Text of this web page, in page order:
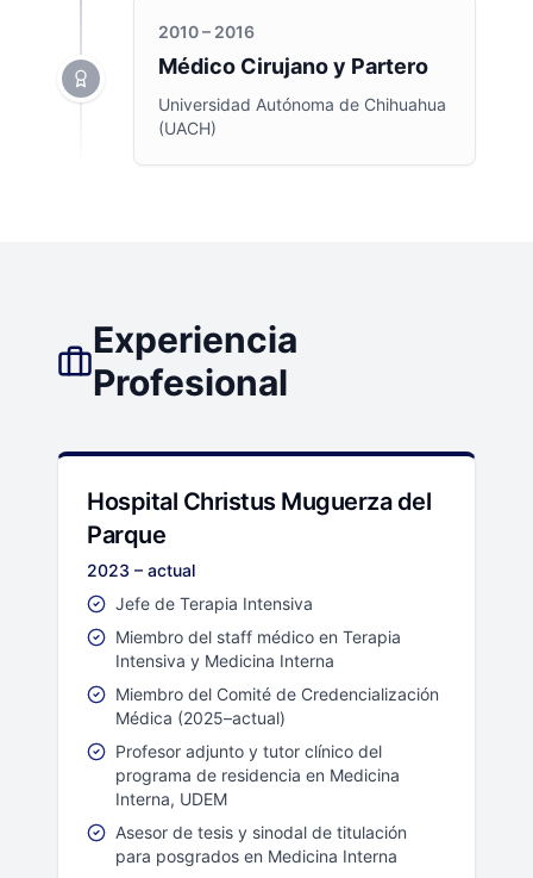
2010 – 2016
Médico Cirujano y Partero
Universidad Autónoma de Chihuahua
(UACH)
Experiencia
Profesional
Hospital Christus Muguerza del
Parque
2023 – actual
Jefe de Terapia Intensiva
Miembro del staff médico en Terapia
Intensiva y Medicina Interna
Miembro del Comité de Credencialización
Médica (2025–actual)
Profesor adjunto y tutor clínico del
programa de residencia en Medicina
Interna, UDEM
Asesor de tesis y sinodal de titulación
para posgrados en Medicina Interna